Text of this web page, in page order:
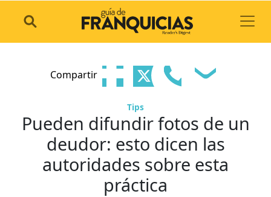
Compartir
Tips
Pueden difundir fotos de un
deudor: esto dicen las
autoridades sobre esta
práctica